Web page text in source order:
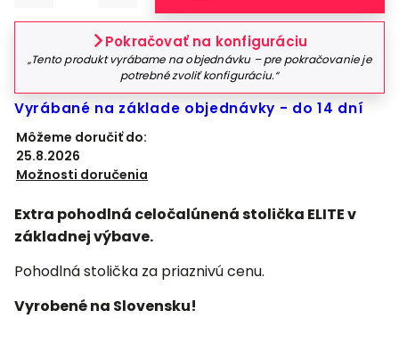
Vyrábané na základe objednávky - do 14 dní
Môžeme doručiť do:
25.8.2026
Možnosti doručenia
Pokračovať na konfiguráciu
„Tento produkt vyrábame na objednávku – pre pokračovanie je
potrebné zvoliť konfiguráciu.“
Extra pohodlná celočalúnená stolička ELITE v
základnej výbave.
Pohodlná stolička za priaznivú cenu.
Vyrobené na Slovensku!